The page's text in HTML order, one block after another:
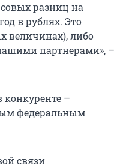
разниц на
в рублях. Это
величинах), либо
партнерами», –
конкуренте –
федеральным
связи